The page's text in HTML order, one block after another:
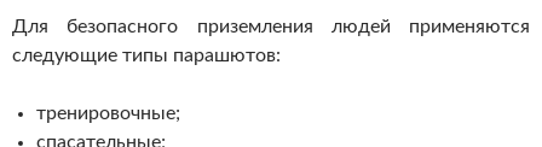
Для безопасного приземления людей применяются
следующие типы парашютов:
тренировочные;
спасательные;